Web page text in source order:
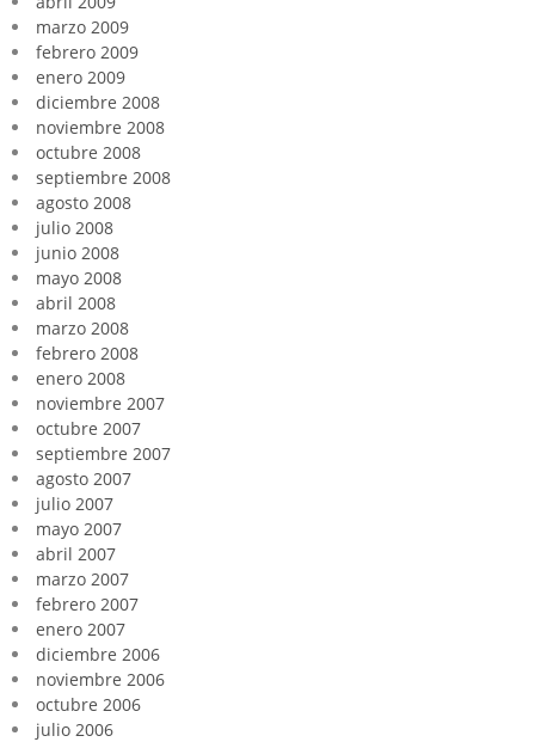
marzo 2009
febrero 2009
enero 2009
diciembre 2008
noviembre 2008
octubre 2008
septiembre 2008
agosto 2008
julio 2008
junio 2008
mayo 2008
abril 2008
marzo 2008
febrero 2008
enero 2008
noviembre 2007
octubre 2007
septiembre 2007
agosto 2007
julio 2007
mayo 2007
abril 2007
marzo 2007
febrero 2007
enero 2007
diciembre 2006
noviembre 2006
octubre 2006
julio 2006